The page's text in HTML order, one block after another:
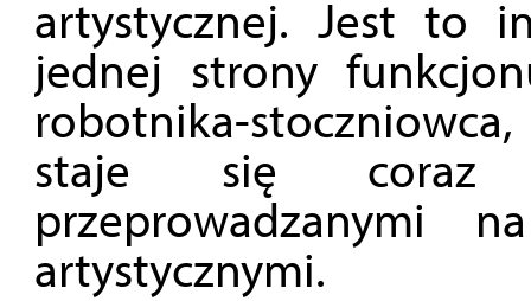
artystycznej. Jest to
jednej strony
robotnika-
staje się coraz
przeprowadzanymi
artystycznymi.